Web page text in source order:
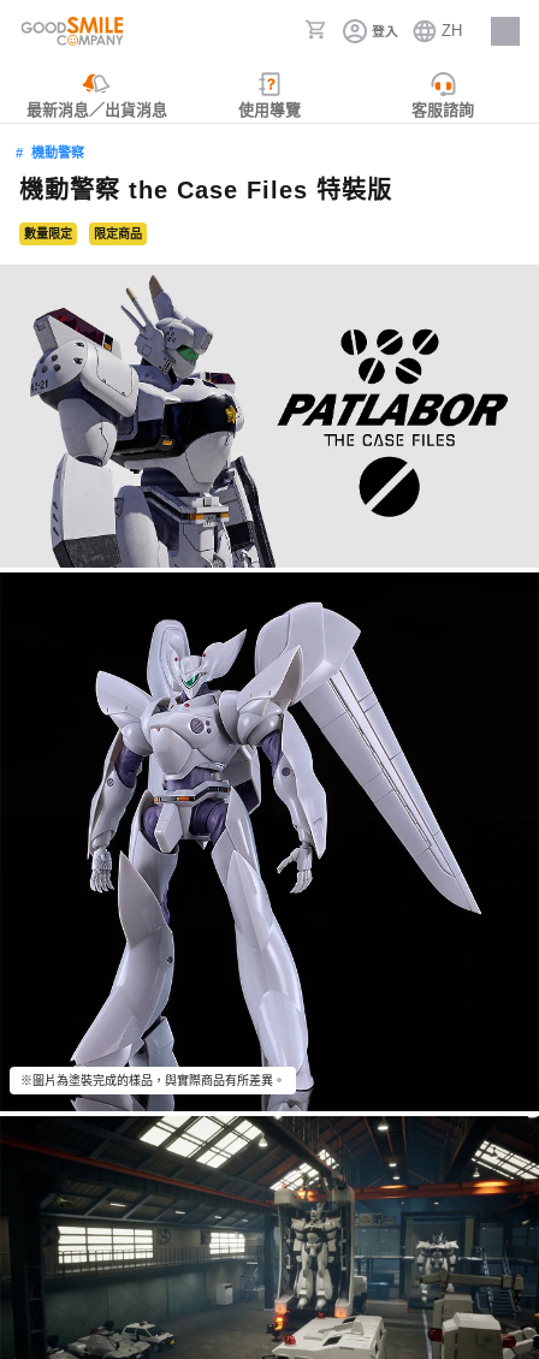
登入 ZH
人才招募
最新消息／出貨消息 使用導覽 客服諮詢
機動警察
機動警察 the Case Files 特裝版
數量限定 限定商品
※圖片為塗裝完成的樣品，與實際商品有所差異。